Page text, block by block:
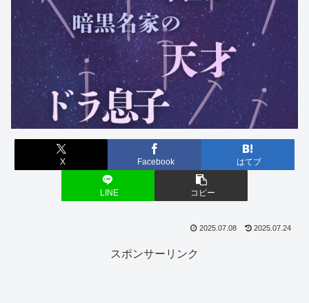
X Facebook はてブ
LINE コピー
2025.07.08 2025.07.24
スポンサーリンク